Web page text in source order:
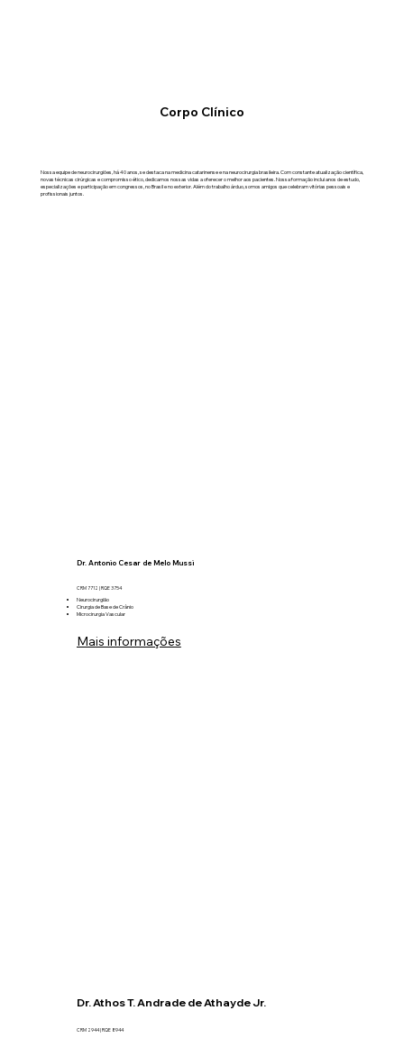
Corpo Clínico
Nossa equipe de neurocirurgiões, há 40 anos, se destaca na medicina catarinense e na neurocirurgia brasileira. Com constante atualização científica,
novas técnicas cirúrgicas e compromisso ético, dedicamos nossas vidas a oferecer o melhor aos pacientes. Nossa formação inclui anos de estudo,
especializações e participação em congressos, no Brasil e no exterior. Além do trabalho árduo, somos amigos que celebram vitórias pessoais e
profissionais juntos.
Dr. Antonio Cesar de Melo Mussi
CRM 7712 | RQE 3754
Neurocirurgião
Cirurgia de Base de Crânio
Microcirurgia Vascular
Mais informações
Dr. Athos T. Andrade de Athayde Jr.
CRM 2944 | RQE 8944